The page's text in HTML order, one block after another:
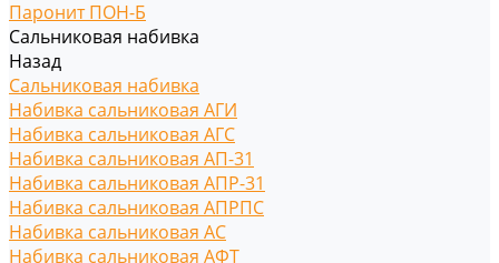
Паронит ПОН-Б
Сальниковая набивка
Назад
Сальниковая набивка
Набивка сальниковая АГИ
Набивка сальниковая АГС
Набивка сальниковая АП-31
Набивка сальниковая АПР-31
Набивка сальниковая АПРПС
Набивка сальниковая АС
Набивка сальниковая АФТ